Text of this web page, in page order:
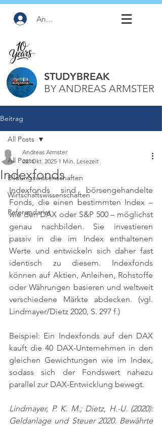
Anmelden
STUDYBREAK
BY ANDREAS ARMSTER
Beitrag
All Posts
Bildungswissenschaften
Wirtschaftswissenschaften
Referendariat
All Posts
Indexfonds
Andreas Armster
22. Okt. 2025 1 Min. Lesezeit
Indexfonds sind börsengehandelte
Fonds, die einen bestimmten Index –
wie den DAX oder S&P 500 – möglichst
genau nachbilden. Sie investieren
passiv in die im Index enthaltenen
Werte und entwickeln sich daher fast
identisch zu diesem. Indexfonds
können auf Aktien, Anleihen, Rohstoffe
oder Währungen basieren und weltweit
verschiedene Märkte abdecken. (vgl.
Lindmayer/Dietz 2020, S. 297 f.)
Beispiel: Ein Indexfonds auf den DAX
kauft die 40 DAX-Unternehmen in den
gleichen Gewichtungen wie im Index,
sodass sich der Fondswert nahezu
parallel zur DAX-Entwicklung bewegt.
Lindmayer, P. K. M.; Dietz, H.-U. (2020):
Geldanlage und Steuer 2020. Bewährte